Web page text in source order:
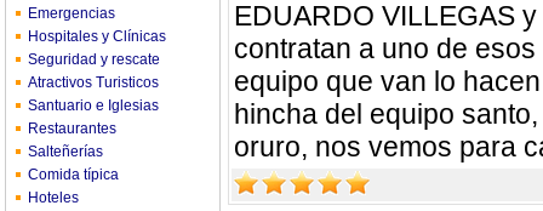
Emergencias
Hospitales y Clínicas
Seguridad y rescate
Atractivos Turisticos
Santuario e Iglesias
Restaurantes
Salteñerías
Comida típica
Hoteles
EDUARDO VILLEGAS
contratan a uno de
equipo que van lo
hincha del equipo
oruro, nos vemos para